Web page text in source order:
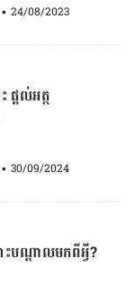
• 24/08/2023
តល់អត្ថ
• 30/09/2024
ណ្តាលមកពីអ្វី?